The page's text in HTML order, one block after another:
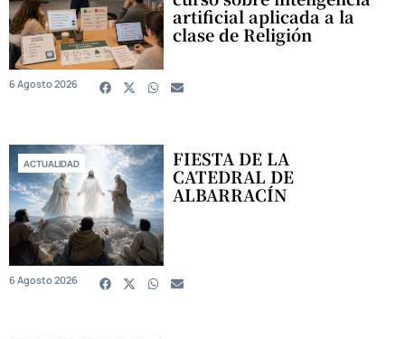
artificial aplicada a la
clase de Religión
6 Agosto 2026
ACTUALIDAD FIESTA DE LA
CATEDRAL DE
ALBARRACÍN
6 Agosto 2026